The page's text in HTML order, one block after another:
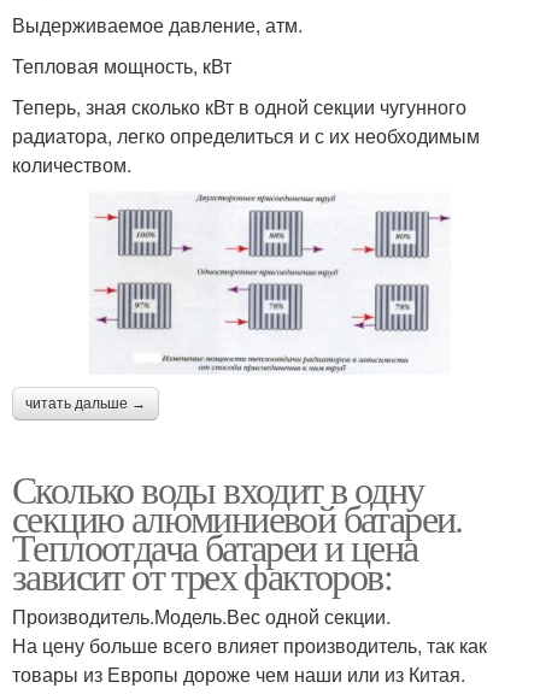
Выдерживаемое давление, атм.
Тепловая мощность, кВт
Теперь, зная сколько кВт в одной секции чугунного
радиатора, легко определиться и с их необходимым
количеством.
читать дальше →
Сколько воды входит в одну
секцию алюминиевой батареи.
Теплоотдача батареи и цена
зависит от трех факторов:
Производитель.Модель.Вес одной секции.
На цену больше всего влияет производитель, так как
товары из Европы дороже чем наши или из Китая.